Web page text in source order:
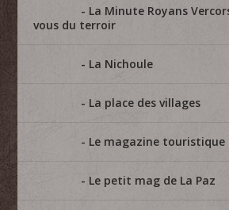
La Minute Royans
vous du terroir
La Nichoule
La place des villages
Le magazine touristique
Le petit mag de La Paz